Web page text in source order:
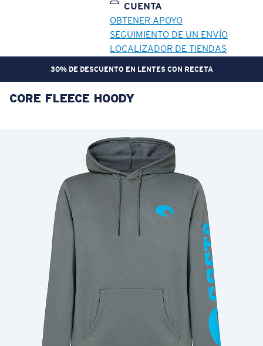
CUENTA
OBTENER APOYO
SEGUIMIENTO DE UN ENVÍO
LOCALIZADOR DE TIENDAS
30% DE DESCUENTO EN LENTES CON RECETA
OBJETIVO ACTUALIZADO
Precio:
Cantidad:
Precio:
Sin cargo
Cantidad:
CORE FLEECE HOODY